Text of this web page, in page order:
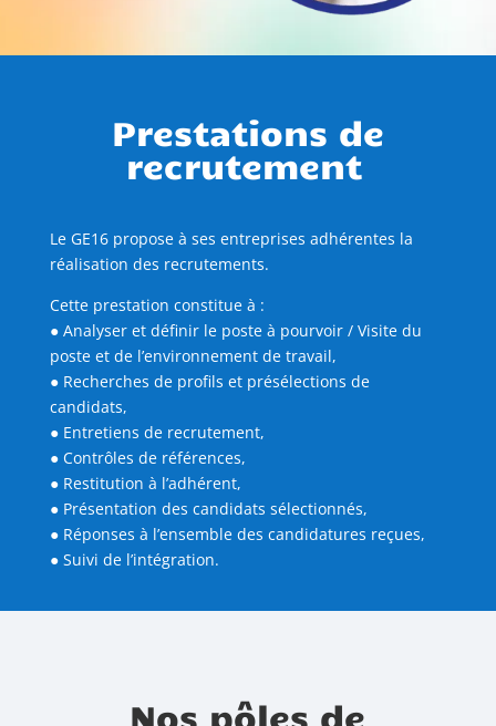
Prestations de
recrutement
Le GE16 propose à ses entreprises adhérentes la
réalisation des recrutements.
Cette prestation constitue à :
● Analyser et définir le poste à pourvoir / Visite du
poste et de l’environnement de travail,
● Recherches de profils et présélections de
candidats,
● Entretiens de recrutement,
● Contrôles de références,
● Restitution à l’adhérent,
● Présentation des candidats sélectionnés,
● Réponses à l’ensemble des candidatures reçues,
● Suivi de l’intégration.
Nos pôles de